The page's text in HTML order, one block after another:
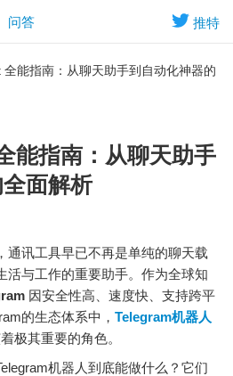
推特
问答
全能指南：从聊天助手到自动化神器的
能指南：从聊天助手
面解析
通讯工具早已不再是单纯的聊天载
活与工作的重要助手。作为全球知
因安全性高、速度快、支持跨平
的生态体系中， Telegram机器人
极其重要的角色。
机器人到底能做什么？它们